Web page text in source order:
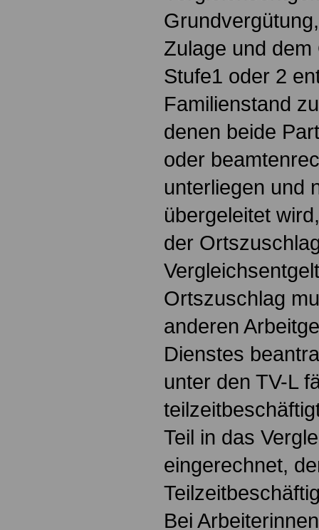
Zulage und
Stufe1 oder 2
Familienstand
denen beide
oder
unterliegen und
übergeleitet
der
Ortszuschlag
anderen
Dienstes
unter den TV-L
Teil in das
eingerechnet,
Bei